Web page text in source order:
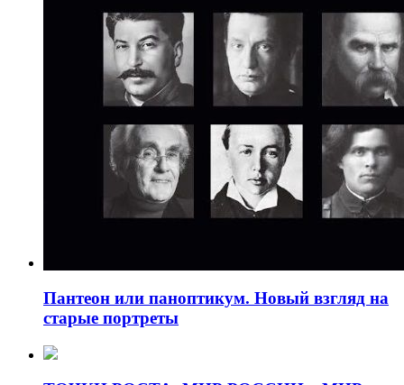
Пантеон или паноптикум. Новый взгляд на
старые портреты